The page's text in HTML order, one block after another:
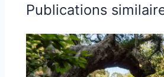
Publications